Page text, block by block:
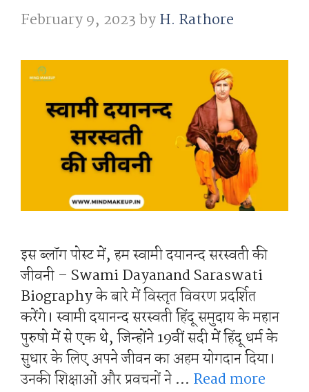
February 9, 2023byH. Rathore
इस ब्लॉग पोस्ट में, हम स्वामी दयानन्द सरस्वती की
जीवनी – Swami Dayanand Saraswati
Biography के बारे में विस्तृत विवरण प्रदर्शित
करेंगे। स्वामी दयानन्द सरस्वती हिंदू समुदाय के महान
पुरुषो में से एक थे, जिन्होंने 19वीं सदी में हिंदू धर्म के
सुधार के लिए अपने जीवन का अहम योगदान दिया।
उनकी शिक्षाओं और प्रवचनों ने … Read more